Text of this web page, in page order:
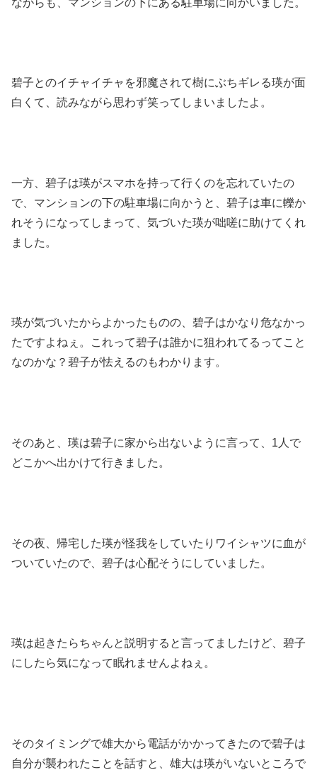
碧子とのイチャイチャを邪魔されて樹にぶちギレる瑛が面
白くて、読みながら思わず笑ってしまいましたよ。
一方、碧子は瑛がスマホを持って行くのを忘れていたの
で、マンションの下の駐車場に向かうと、碧子は車に轢か
れそうになってしまって、気づいた瑛が咄嗟に助けてくれ
ました。
瑛が気づいたからよかったものの、碧子はかなり危なかっ
たですよねぇ。これって碧子は誰かに狙われてるってこと
なのかな？碧子が怯えるのもわかります。
そのあと、瑛は碧子に家から出ないように言って、1人で
どこかへ出かけて行きました。
その夜、帰宅した瑛が怪我をしていたりワイシャツに血が
ついていたので、碧子は心配そうにしていました。
瑛は起きたらちゃんと説明すると言ってましたけど、碧子
にしたら気になって眠れませんよねぇ。
そのタイミングで雄大から電話がかかってきたので碧子は
自分が襲われたことを話すと、雄大は瑛がいないところで